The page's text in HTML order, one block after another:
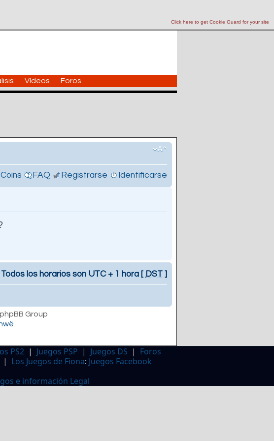
Click here to get Cookie Guard for your site
Vídeos Foros
Coins FAQ Registrarse Identificarse
Todos los horarios son UTC + 1 hora [ DST ]
Group
PS2 | Juegos PSP | Juegos DS | Foros
| Los Juegos de Fiona: Juegos Facebook
e información Legal